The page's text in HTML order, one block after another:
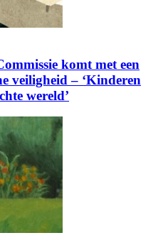
komt met een
veiligheid – ‘Kinderen
wereld’